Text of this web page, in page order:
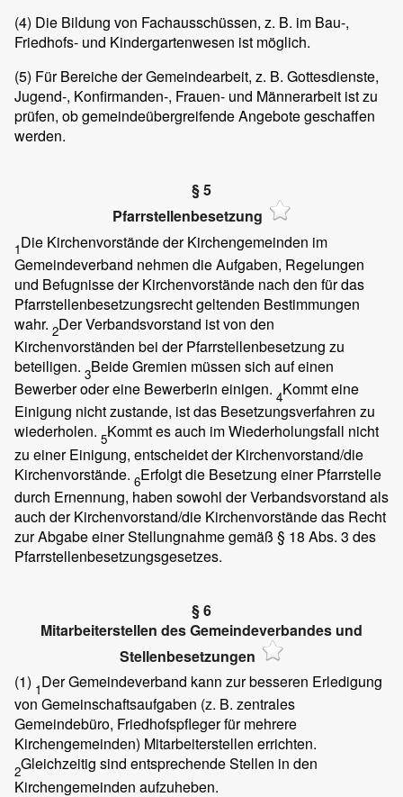
(4) Die Bildung von Fachausschüssen, z. B. im Bau-,
Friedhofs- und Kindergartenwesen ist möglich.
(5) Für Bereiche der Gemeindearbeit, z. B. Gottesdienste,
Jugend-, Konfirmanden-, Frauen- und Männerarbeit ist zu
prüfen, ob gemeindeübergreifende Angebote geschaffen
werden.
§ 5
Pfarrstellenbesetzung
1Die Kirchenvorstände der Kirchengemeinden im
Gemeindeverband nehmen die Aufgaben, Regelungen
und Befugnisse der Kirchenvorstände nach den für das
Pfarrstellenbesetzungsrecht geltenden Bestimmungen
wahr. 2Der Verbandsvorstand ist von den
Kirchenvorständen bei der Pfarrstellenbesetzung zu
beteiligen. 3Beide Gremien müssen sich auf einen
Bewerber oder eine Bewerberin einigen. 4Kommt eine
Einigung nicht zustande, ist das Besetzungsverfahren zu
wiederholen. 5Kommt es auch im Wiederholungsfall nicht
zu einer Einigung, entscheidet der Kirchenvorstand/die
Kirchenvorstände. 6Erfolgt die Besetzung einer Pfarrstelle
durch Ernennung, haben sowohl der Verbandsvorstand als
auch der Kirchenvorstand/die Kirchenvorstände das Recht
zur Abgabe einer Stellungnahme gemäß § 18 Abs. 3 des
Pfarrstellenbesetzungsgesetzes.
§ 6
Mitarbeiterstellen des Gemeindeverbandes und
Stellenbesetzungen
(1) 1Der Gemeindeverband kann zur besseren Erledigung
von Gemeinschaftsaufgaben (z. B. zentrales
Gemeindebüro, Friedhofspfleger für mehrere
Kirchengemeinden) Mitarbeiterstellen errichten.
2Gleichzeitig sind entsprechende Stellen in den
Kirchengemeinden aufzuheben.